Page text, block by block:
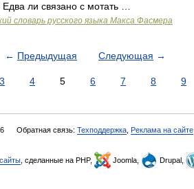
ли связано с мотать …
словарь русского языка Макса Фасмера
← Предыдущая Следующая →
3 4 5 6 7 8 9
Обратная связь: Техподдержка Реклама на сайте
, сделанные на PHP, Joomla, Drupal,